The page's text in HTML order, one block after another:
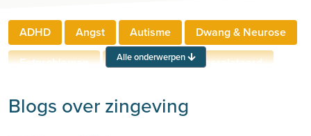
ADHD Angst Autisme
Dwang & Neurose
Eetproblemen
Relaties
Werkgerelateerd
Alle onderwerpen
Blogs over zingeving